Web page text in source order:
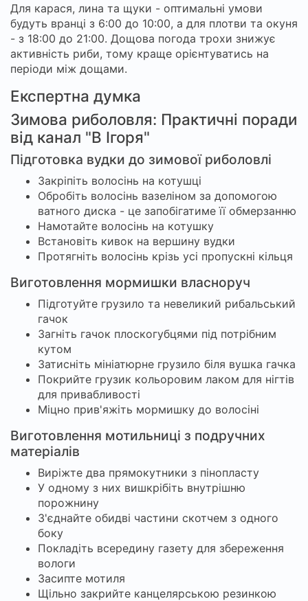
Для карася, лина та щуки - оптимальні умови
будуть вранці з 6:00 до 10:00, а для плотви та окуня
- з 18:00 до 21:00. Дощова погода трохи знижує
активність риби, тому краще орієнтуватись на
періоди між дощами.
Експертна думка
Зимова риболовля: Практичні поради
від канал "В Ігоря"
Підготовка вудки до зимової риболовлі
Закріпіть волосінь на котушці
Обробіть волосінь вазеліном за допомогою
ватного диска - це запобігатиме її обмерзанню
Намотайте волосінь на котушку
Встановіть кивок на вершину вудки
Протягніть волосінь крізь усі пропускні кільця
Виготовлення мормишки власноруч
Підготуйте грузило та невеликий рибальський
гачок
Загніть гачок плоскогубцями під потрібним
кутом
Затисніть мініатюрне грузило біля вушка гачка
Покрийте грузик кольоровим лаком для нігтів
для привабливості
Міцно прив'яжіть мормишку до волосіні
Виготовлення мотильниці з подручних
матеріалів
Виріжте два прямокутники з пінопласту
У одному з них вишкрібіть внутрішню
порожнину
З'єднайте обидві частини скотчем з одного
боку
Покладіть всередину газету для збереження
вологи
Засипте мотиля
Щільно закрийте канцелярською резинкою